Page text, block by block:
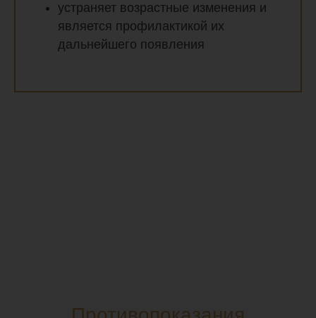
устраняет возрастные изменения и
является профилактикой их
дальнейшего появления